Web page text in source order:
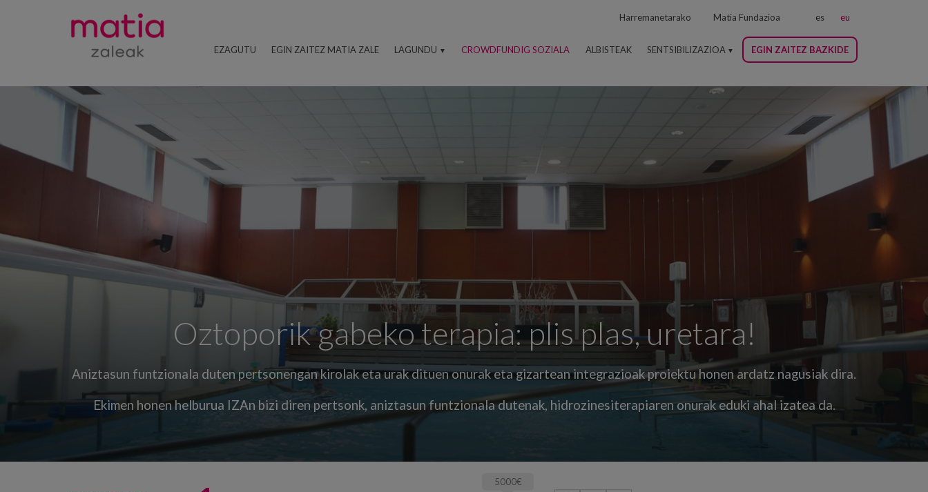
es eu
Harremanetarako Matia Fundazioa
EZAGUTU EGIN ZAITEZ MATIA ZALE LAGUNDU CROWDFUNDIG SOZIALA ALBISTEAK SENTSIBILIZAZIOA EGIN ZAITEZ BAZKIDE
Oztoporik gabeko terapia: plis plas, uretara!
Aniztasun funtzionala duten pertsonengan kirolak eta urak dituen onurak eta gizartean integrazioak proiektu honen ardatz nagusiak dira.
Ekimen honen helburua IZAn bizi diren pertsonk, aniztasun funtzionala dutenak, hidrozinesiterapiaren onurak eduki ahal izatea da.
5000€